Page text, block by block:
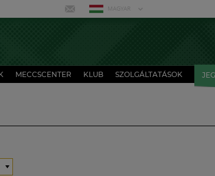
MAGYAR
MECCSCENTER KLUB SZOLGÁLTATÁSOK